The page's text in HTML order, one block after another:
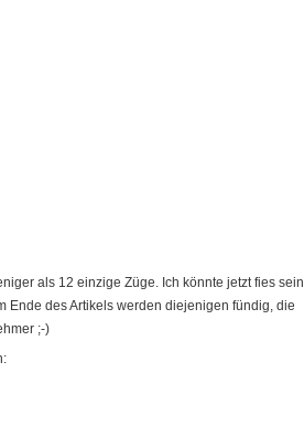
als 12 einzige Züge. Ich könnte jetzt fies sein
Ende des Artikels werden diejenigen fündig, die
;-)